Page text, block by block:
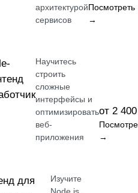
архитектурой
сервисов
Посмотреть
→
Научитесь
строить
сложные
интерфейсы и
оптимизировать
веб-
приложения
от 2
→
для
Изучите